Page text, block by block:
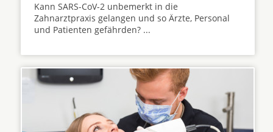
Kann SARS-CoV-2 unbemerkt in die
Zahnarztpraxis gelangen und so Ärzte, Personal
und Patienten gefährden? ...